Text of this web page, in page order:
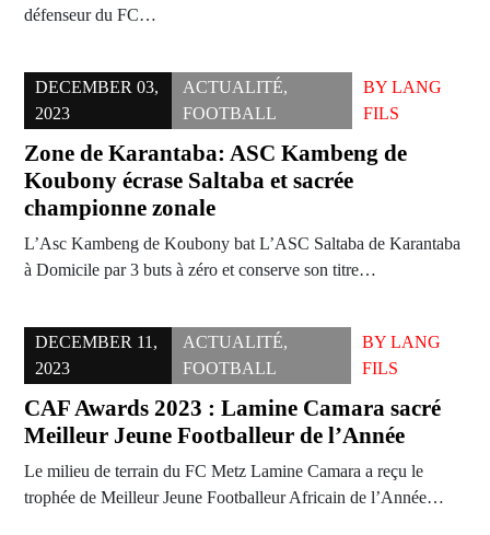
défenseur du FC…
DECEMBER 03,
2023
ACTUALITÉ,
FOOTBALL
BY LANG
FILS
Zone de Karantaba: ASC Kambeng de
Koubony écrase Saltaba et sacrée
championne zonale
L’Asc Kambeng de Koubony bat L’ASC Saltaba de Karantaba
à Domicile par 3 buts à zéro et conserve son titre…
DECEMBER 11,
2023
ACTUALITÉ,
FOOTBALL
BYLANG
FILS
CAF Awards 2023 : Lamine Camara sacré
Meilleur Jeune Footballeur de l’Année
Le milieu de terrain du FC Metz Lamine Camara a reçu le
trophée de Meilleur Jeune Footballeur Africain de l’Année…